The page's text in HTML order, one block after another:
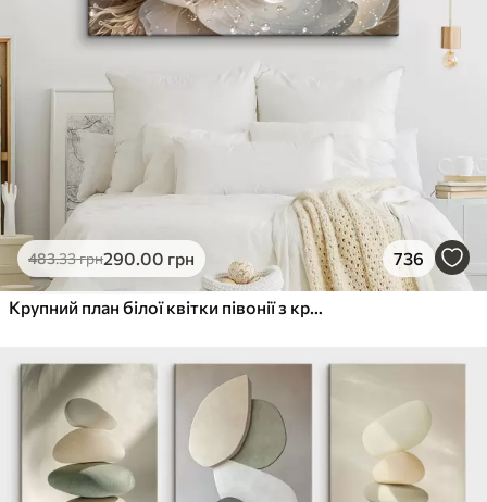
483.33грн290.00 грн 736
Крупний план білої квітки півонії з крапельками води на пелюстках на розмитому фоні